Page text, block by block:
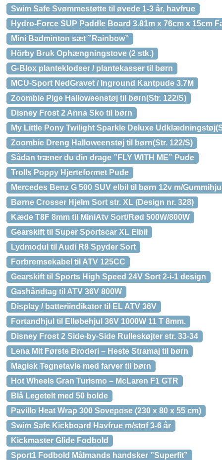
Swim Safe Svømmestøtte til øvede 1-3 år, havfrue
Hydro-Force SUP Paddle Board 3.81m x 76cm x 15cm
Mini Badminton sæt ”Rainbow”
Hörby Bruk Ophængningstove (2 stk.)
G-Blox planteklodser / plantekasser til børn
MCU-Sport NedGravet / Inground Kantpude 3.7M
Zoombie Pige Halloweenstøj til børn(Str. 122/S)
Disney Frost 2 Anna Sko til børn
My Little Pony Twilight Sparkle Deluxe
Zoombie Dreng Halloweenstøj til børn(Str. 122/S)
Sådan træner du din drage ”FLY WITH ME” Pude
Trolls Poppy Hjerteformet Pude
Mercedes Benz G 500 SUV elbil til børn 12v m/
Børne Crosser Hjelm Sort str. XL (Design nr. 328)
Kæde T8F 8mm til MiniAtv Sort/Rød 500W/800W
Gearskift til Super Sportscar XL Elbil
Lydmodul til Audi R8 Spyder Sort
Forbremsekabel til ATV 125CC
Gearskift til Sports High Speed 24V Sort 2-i-1 design
Gashåndtag til ATV 36V 800W
Display / batteriindikator til EL ATV 36V
Fortandhjul til Elløbehjul 36V 1000W 11 T 8mm.
Disney Frost 2 Side-by-Side Rulleskøjter str. 33-34
Lena Mit Første Broderi – Heste Stramaj til børn
Magisk Tegnetavle med farver til børn
Hot Wheels Gran Turismo – McLaren F1 GTR
Blå Legetelt med 50 bolde
Pavillo Heat Wrap 300 Sovepose (230 x 80 x 55 cm)
Swim Safe Kickboard Havfrue m/stof 3-6 år
Kickmaster Glide Fodbold
Sport1 Fodbold Målmands handsker ”Superfit”